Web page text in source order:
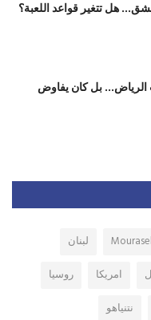
هل تتغير قواعد اللعبة؟
بل كان يفاوض
لبنان
امريكا
روسيا
نتنياهو